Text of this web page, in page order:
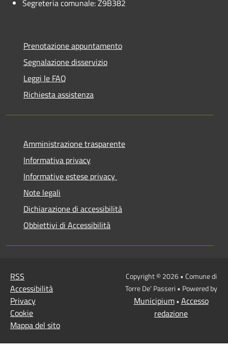
Segreteria comunale: Z9B382
Prenotazione appuntamento
Segnalazione disservizio
Leggi le FAQ
Richiesta assistenza
Amministrazione trasparente
Informativa privacy
Informative estese privacy
Note legali
Dichiarazione di accessibilità
Obbiettivi di Accessibilità
RSS
Accessibilità
Privacy
Cookie
Mappa del sito
Copyright © 2026 • Comune di
Torre De' Passeri • Powered by
Municipium• Accesso
redazione